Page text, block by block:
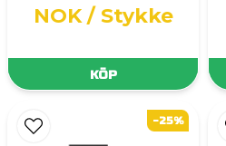
NOK / Stykke
KÖP
-25%